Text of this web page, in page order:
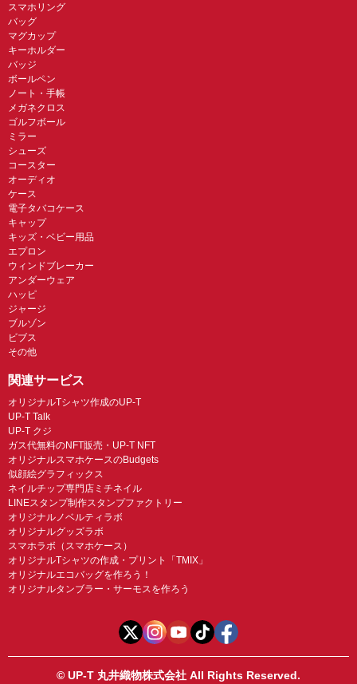
スマホリング
バッグ
マグカップ
キーホルダー
バッジ
ボールペン
ノート・手帳
メガネクロス
ゴルフボール
ミラー
シューズ
コースター
オーディオ
ケース
電子タバコケース
キャップ
キッズ・ベビー用品
エプロン
ウィンドブレーカー
アンダーウェア
ハッピ
ジャージ
ブルゾン
ビブス
その他
関連サービス
オリジナルTシャツ作成のUP-T
UP-T Talk
UP-T クジ
ガス代無料のNFT販売・UP-T NFT
オリジナルスマホケースのBudgets
似顔絵グラフィックス
ネイルチップ専門店ミチネイル
LINEスタンプ制作スタンプファクトリー
オリジナルノベルティラボ
オリジナルグッズラボ
スマホラボ（スマホケース）
オリジナルTシャツの作成・プリント「TMIX」
オリジナルエコバッグを作ろう！
オリジナルタンブラー・サーモスを作ろう
© UP-T 丸井織物株式会社 All Rights Reserved.